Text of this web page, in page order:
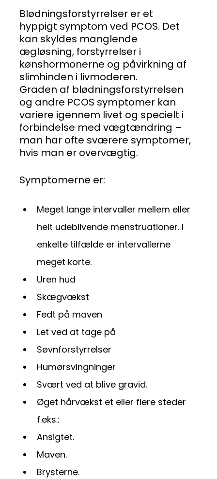
Blødningsforstyrrelser er et
hyppigt symptom ved PCOS. Det
kan skyldes manglende
ægløsning, forstyrrelser i
kønshormonerne og påvirkning af
slimhinden i livmoderen.
Graden af blødningsforstyrrelsen
og andre PCOS symptomer kan
variere igennem livet og specielt i
forbindelse med vægtændring –
man har ofte sværere symptomer,
hvis man er overvægtig.
Symptomerne er:
Meget lange intervaller mellem eller
helt udeblivende menstruationer. I
enkelte tilfælde er intervallerne
meget korte.
Uren hud
Skægvækst
Fedt på maven
Let ved at tage på
Søvnforstyrrelser
Humørsvingninger
Svært ved at blive gravid.
Øget hårvækst et eller flere steder
f.eks.:
Ansigtet.
Maven.
Brysterne.